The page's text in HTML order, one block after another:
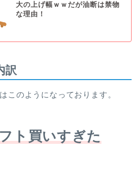
大の上げ幅ｗｗだが油断は禁物
な理由！
訳
このようになっております。
ト買いすぎた